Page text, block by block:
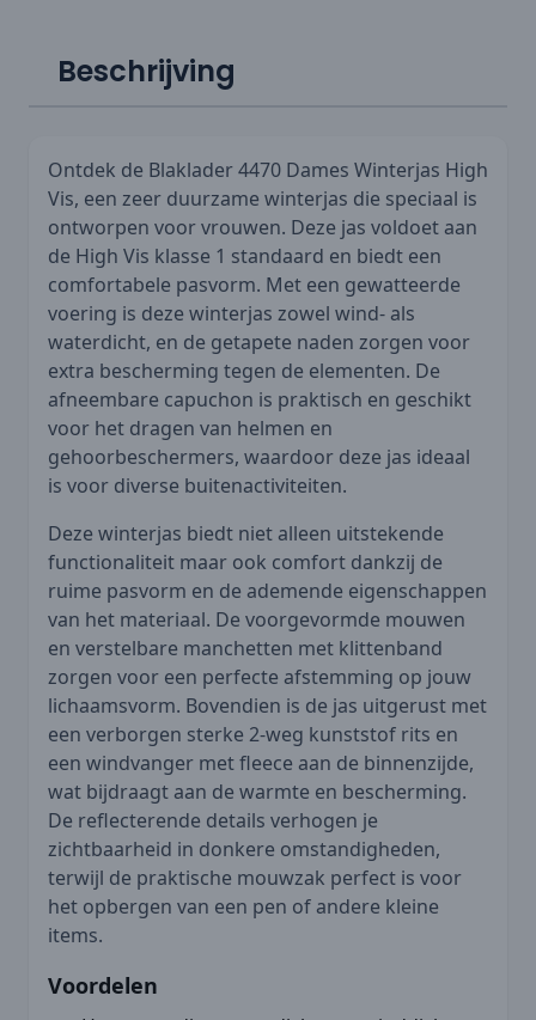
Beschrijving
Ontdek de Blaklader 4470 Dames Winterjas High
Vis, een zeer duurzame winterjas die speciaal is
ontworpen voor vrouwen. Deze jas voldoet aan
de High Vis klasse 1 standaard en biedt een
comfortabele pasvorm. Met een gewatteerde
voering is deze winterjas zowel wind- als
waterdicht, en de getapete naden zorgen voor
extra bescherming tegen de elementen. De
afneembare capuchon is praktisch en geschikt
voor het dragen van helmen en
gehoorbeschermers, waardoor deze jas ideaal
is voor diverse buitenactiviteiten.
Deze winterjas biedt niet alleen uitstekende
functionaliteit maar ook comfort dankzij de
ruime pasvorm en de ademende eigenschappen
van het materiaal. De voorgevormde mouwen
en verstelbare manchetten met klittenband
zorgen voor een perfecte afstemming op jouw
lichaamsvorm. Bovendien is de jas uitgerust met
een verborgen sterke 2-weg kunststof rits en
een windvanger met fleece aan de binnenzijde,
wat bijdraagt aan de warmte en bescherming.
De reflecterende details verhogen je
zichtbaarheid in donkere omstandigheden,
terwijl de praktische mouwzak perfect is voor
het opbergen van een pen of andere kleine
items.
Voordelen